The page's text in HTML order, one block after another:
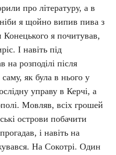
про літературу, а в
я щойно випив пива з
я почитував,
І навіть під
розподілі після
як була в нього у
управу в Керчі, а
Мовляв, всіх грошей
острови побачити
і навіть на
На Сокотрі. Один